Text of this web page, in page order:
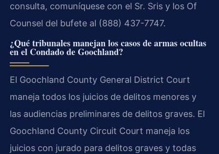
consulta, comuníquese con el Sr. Sris y los Of
Counsel del bufete al (888) 437-7747.
¿Qué tribunales manejan los casos de armas ocultas
en el Condado de Goochland?
El Goochland County General District Court
maneja todos los juicios de delitos menores y
las audiencias preliminares de delitos graves. El
Goochland County Circuit Court maneja los
juicios con jurado para delitos graves y todas